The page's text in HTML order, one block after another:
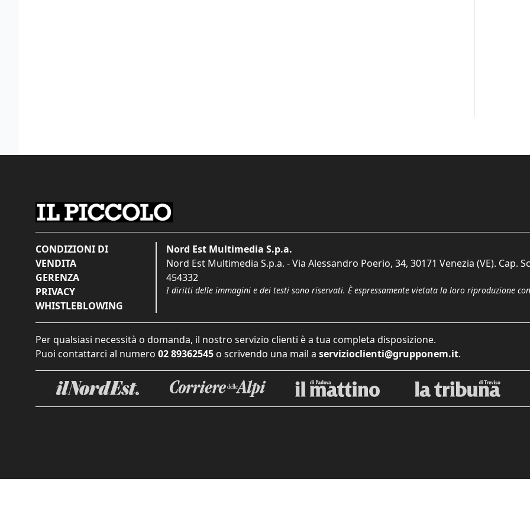
CONDIZIONI DI
VENDITA
GERENZA
PRIVACY
WHISTLEBLOWING
Nord Est Multimedia S.p.a.
Nord Est Multimedia S.p.a. - Via Alessandro Poerio, 34, 30171 Venezia (VE). Cap.
454332
I diritti delle immagini e dei testi sono riservati. È espressamente vietata la loro riproduzione
Per qualsiasi necessità o domanda, il nostro servizio clienti è a tua completa disposizione.
Puoi contattarci al numero 02 89362545 o scrivendo una mail a servizioclienti@grupponem.it.